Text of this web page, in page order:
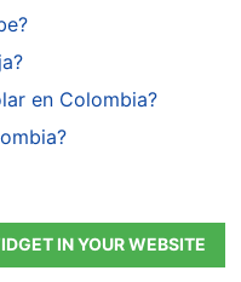
en Colombia?
IN YOUR WEBSITE